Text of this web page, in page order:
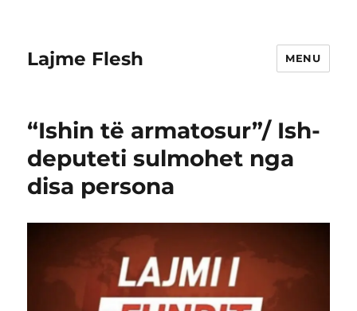
Lajme Flesh MENU
“Ishin të armatosur”/ Ish-
deputeti sulmohet nga
disa persona